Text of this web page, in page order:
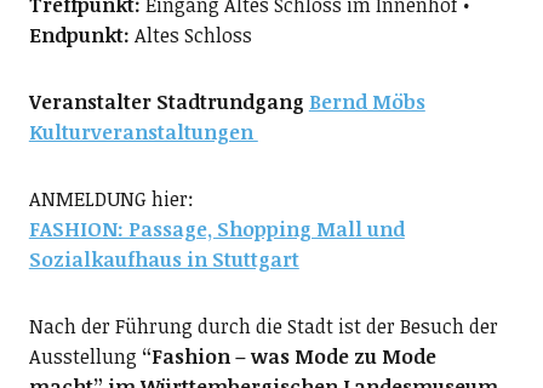
Endpunkt: Altes Schloss
Veranstalter Stadtrundgang Bernd Möbs
Kulturveranstaltungen
ANMELDUNG hier:
FASHION: Passage, Shopping Mall und
Sozialkaufhaus in Stuttgart
Nach der Führung durch die Stadt ist der Besuch der
Ausstellung “Fashion – was Mode zu Mode